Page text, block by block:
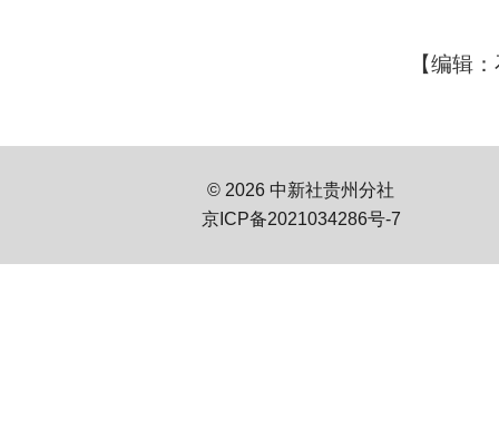
【编辑
© 2026 中新社贵州分社
京ICP备2021034286号-7